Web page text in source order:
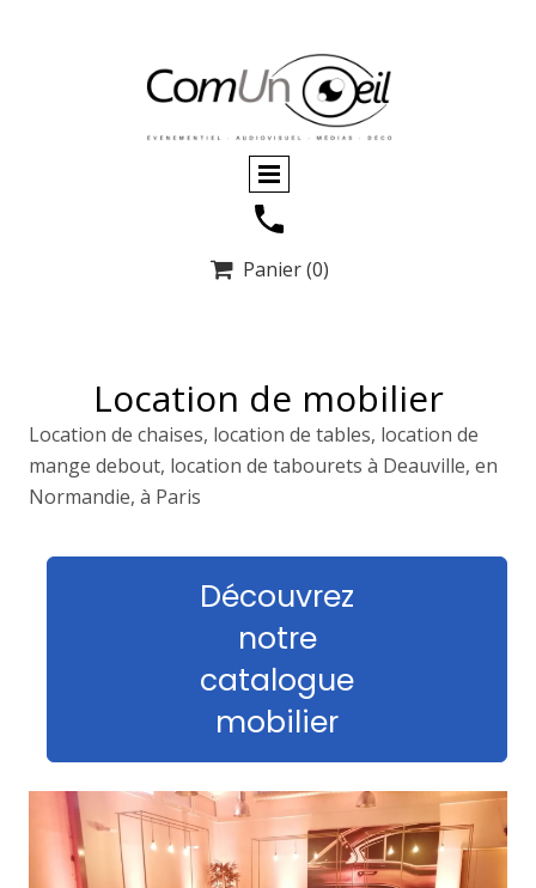
 Panier(0)
Location de mobilier
Location de chaises, location de tables, location de
mange debout, location de tabourets à Deauville, en
Normandie, à Paris
Découvrez
notre
catalogue
mobilier